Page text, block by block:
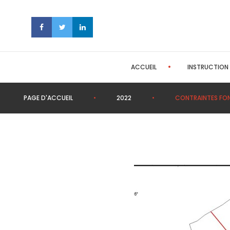
facebooktwitter
ACCUEIL INSTRUCTION
PAGE D'ACCUEIL 2022 CONTRAINTES